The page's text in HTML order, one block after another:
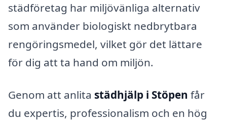
städföretag har miljövänliga alternativ
som använder biologiskt nedbrytbara
rengöringsmedel, vilket gör det lättare
för dig att ta hand om miljön.
Genom att anlita städhjälp i Stöpen får
du expertis, professionalism och en hög